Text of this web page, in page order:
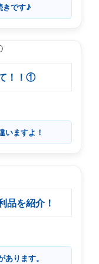
きです♪
！！①
いますよ！
品を紹介！
ります。